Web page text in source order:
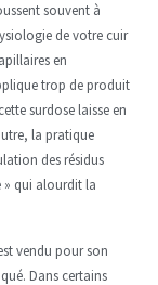
souvent à
de votre cuir
en
trop de produit
surdose laisse en
la pratique
des résidus
» qui alourdit la
vendu pour son
Dans certains